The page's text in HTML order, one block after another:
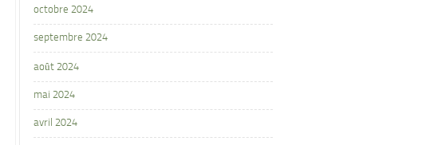
octobre 2024
septembre 2024
août 2024
mai 2024
avril 2024